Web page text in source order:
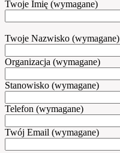
Twoje Imię (wymagane)
Twoje Nazwisko (wymagane)
Organizacja (wymagane)
Stanowisko (wymagane)
Telefon (wymagane)
Twój Email (wymagane)